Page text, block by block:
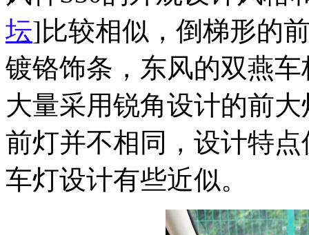
坛]比较相似，倒梯形的
镀铬饰条，东风的双燕
大量采用锐角设计的前
前灯并不相同，设计特
车灯设计有些近似。